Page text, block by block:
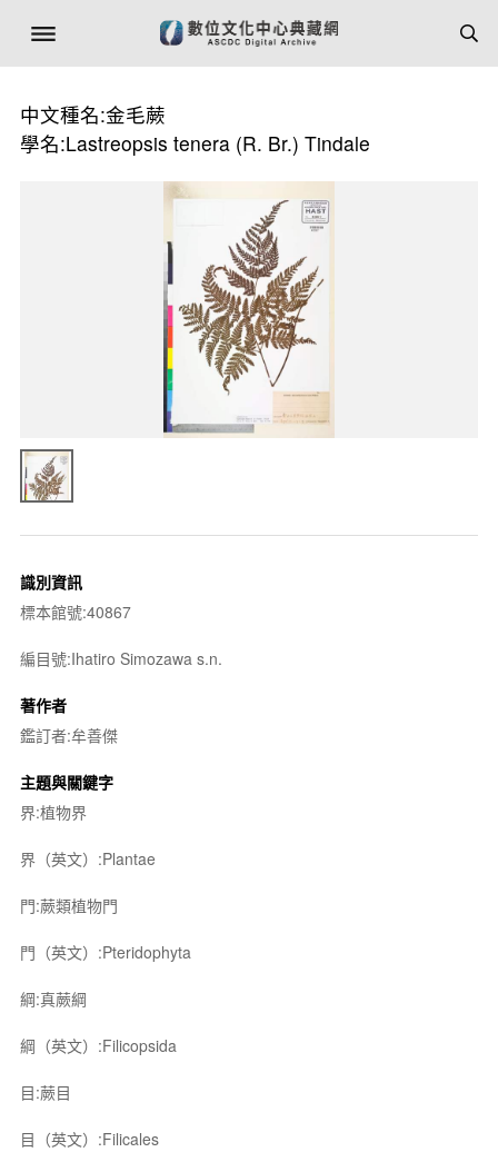
中文種名:金毛蕨
學名:Lastreopsis tenera (R. Br.) Tindale
識別資訊
標本館號:40867
編目號:Ihatiro Simozawa s.n.
著作者
鑑訂者:牟善傑
主題與關鍵字
界:植物界
界（英文）:Plantae
門:蕨類植物門
門（英文）:Pteridophyta
綱:真蕨綱
綱（英文）:Filicopsida
目:蕨目
目（英文）:Filicales